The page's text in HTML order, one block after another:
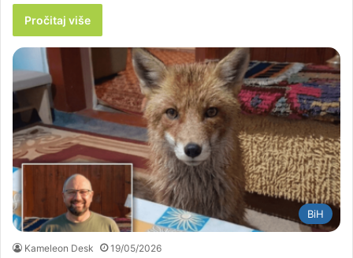
Pročitaj više
BiH
Kameleon Desk 19/05/2026